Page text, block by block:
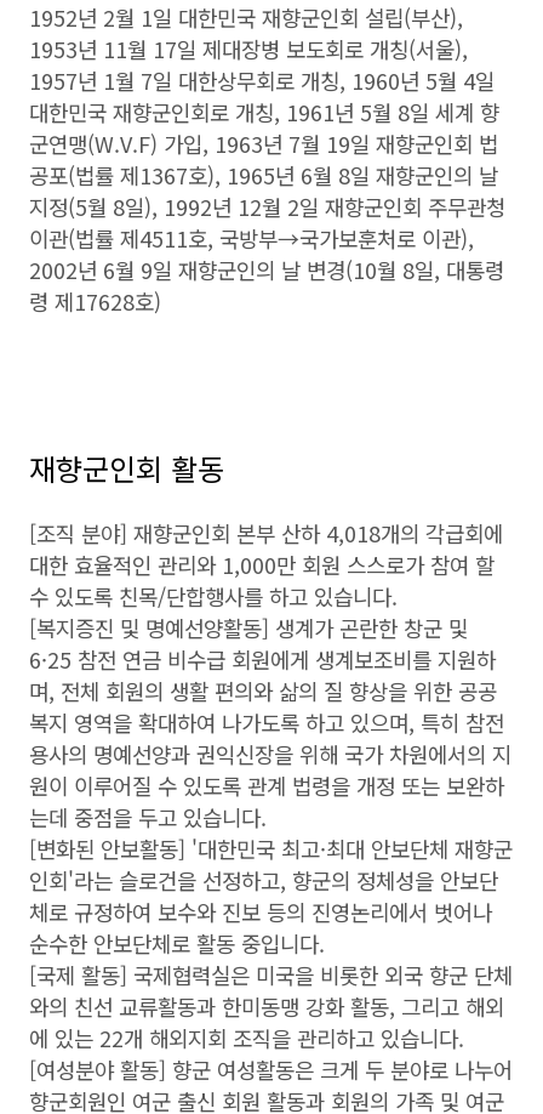
1952년 2월 1일 대한민국 재향군인회 설립(부산),
1953년 11월 17일 제대장병 보도회로 개칭(서울),
1957년 1월 7일 대한상무회로 개칭, 1960년 5월 4일
대한민국 재향군인회로 개칭, 1961년 5월 8일 세계 향
군연맹(W.V.F) 가입, 1963년 7월 19일 재향군인회 법
공포(법률 제1367호), 1965년 6월 8일 재향군인의 날
지정(5월 8일), 1992년 12월 2일 재향군인회 주무관청
이관(법률 제4511호, 국방부→국가보훈처로 이관),
2002년 6월 9일 재향군인의 날 변경(10월 8일, 대통령
령 제17628호)
재향군인회 활동
[조직 분야] 재향군인회 본부 산하 4,018개의 각급회에
대한 효율적인 관리와 1,000만 회원 스스로가 참여 할
수 있도록 친목/단합행사를 하고 있습니다.
[복지증진 및 명예선양활동] 생계가 곤란한 창군 및
6·25 참전 연금 비수급 회원에게 생계보조비를 지원하
며, 전체 회원의 생활 편의와 삶의 질 향상을 위한 공공
복지 영역을 확대하여 나가도록 하고 있으며, 특히 참전
용사의 명예선양과 권익신장을 위해 국가 차원에서의 지
원이 이루어질 수 있도록 관계 법령을 개정 또는 보완하
는데 중점을 두고 있습니다.
[변화된 안보활동] '대한민국 최고·최대 안보단체 재향군
인회'라는 슬로건을 선정하고, 향군의 정체성을 안보단
체로 규정하여 보수와 진보 등의 진영논리에서 벗어나
순수한 안보단체로 활동 중입니다.
[국제 활동] 국제협력실은 미국을 비롯한 외국 향군 단체
와의 친선 교류활동과 한미동맹 강화 활동, 그리고 해외
에 있는 22개 해외지회 조직을 관리하고 있습니다.
[여성분야 활동] 향군 여성활동은 크게 두 분야로 나누어
향군회원인 여군 출신 회원 활동과 회원의 가족 및 여군